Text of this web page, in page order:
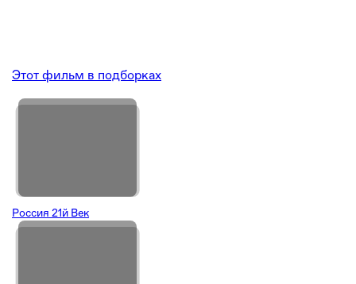
Этот фильм в подборках
Россия 21й Век